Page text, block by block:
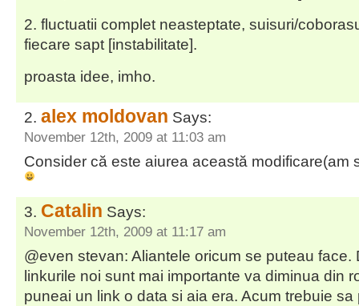
2. fluctuatii complet neasteptate, suisuri/
fiecare sapt [instabilitate].
proasta idee, imho.
alex moldovan Says:
November 12th, 2009 at 11:03 am
Consider că este aiurea această modificare(am
Catalin Says:
November 12th, 2009 at 11:17 am
@even stevan: Aliantele oricum se puteau face.
linkurile noi sunt mai importante va diminua din
puneai un link o data si aia era. Acum trebuie